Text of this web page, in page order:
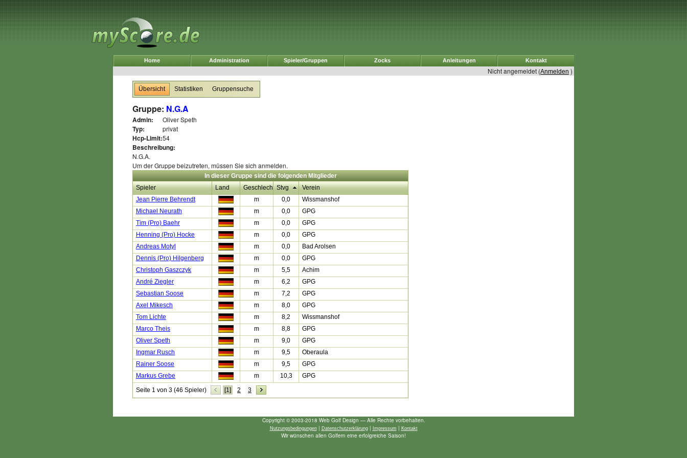
Home Administration Spieler/Gruppen Zocks Anleitungen Kontakt
Nicht angemeldet (Anmelden )
Übersicht Statistiken Gruppensuche
Gruppe: N.G.A
Admin: Oliver Speth
Typ: privat
Hcp-Limit:54
Beschreibung:
N.G.A.
Um der Gruppe beizutreten, müssen Sie sich anmelden.
In dieser Gruppe sind die folgenden Mitglieder
Spieler
Land Geschlecht Stvg
Verein
Jean Pierre Behrendt
m 0,0
Wissmanshof
Michael Neurath
m 0,0
GPG
Tim (Pro) Baehr
m 0,0
GPG
Henning (Pro) Hocke
m 0,0
GPG
Andreas Motyl
m 0,0
Bad Arolsen
Dennis (Pro) Hilgenberg
m 0,0
GPG
Christoph Gaszczyk
m 5,5
Achim
André Ziegler
m 6,2
GPG
Sebastian Soose
m 7,2
GPG
Axel Mikesch
m 8,0
GPG
Tom Lichte
m 8,2
Wissmanshof
Marco Theis
m 8,8
GPG
Oliver Speth
m 9,0
GPG
Ingmar Rusch
m 9,5
Oberaula
Rainer Soose
m 9,5
GPG
Markus Grebe
m 10,3
GPG
Seite 1 von 3 (46 Spieler)
[1] 2 3
Copyright © 2003-2018 Web Golf Design — Alle Rechte vorbehalten.
Nutzungsbedingungen| Datenschutzerklärung| Impressum | Kontakt
Wir wünschen allen Golfern eine erfolgreiche Saison!